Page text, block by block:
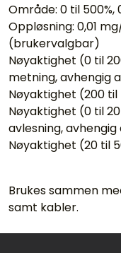
Område: 0 til 500%,
Oppløsning: 0,01
(brukervalgbar)
Nøyaktighet (0 til
metning, avhengig
Nøyaktighet (200 til
Nøyaktighet (0 til 20
avlesning,
Nøyaktighet (20 til
Brukes sammen
samt kabler.